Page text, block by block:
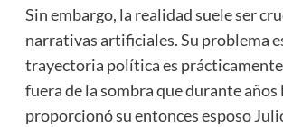
Sin embargo, la realidad suele ser
narrativas artificiales. Su problema
trayectoria política es
fuera de la sombra que durante años
proporcionó su entonces esposo